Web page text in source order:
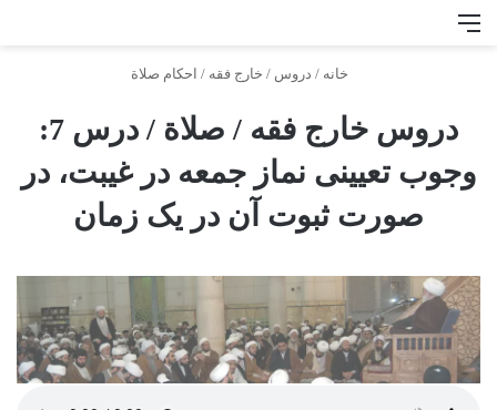
خانه / دروس / خارج فقه / احكام صلاة
دروس خارج فقه / صلاة / درس 7:
وجوب تعیینی نماز جمعه در غیبت، در
صورت ثبوت آن در یک زمان